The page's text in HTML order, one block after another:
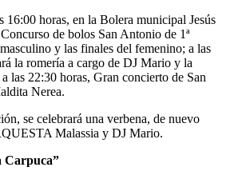
16:00 horas, en la Bolera municipal Jesús
de bolos San Antonio de 1ª
y las finales del femenino; a las
la romería a cargo de DJ Mario y la
las 22:30 horas, Gran concierto de San
Nerea.
se celebrará una verbena, de nuevo
Malassia y DJ Mario.
Carpuca”